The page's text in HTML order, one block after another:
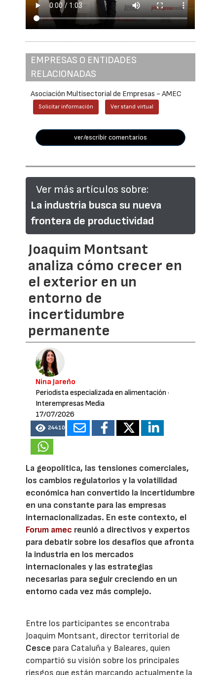
EMPRESAS O ENTIDADES
RELACIONADAS
Asociación Multisectorial de Empresas - AMEC
Solicitar información Ver stand virtual
ver/escribir comentarios
Ver más artículos sobre:
La industria busca su nueva
frontera de productividad
Joaquim Montsant
analiza cómo crecer en
el exterior en un
entorno de
incertidumbre
permanente
Nina Jareño
Periodista especializada en alimentación ·
Interempresas Media
17/07/2026
24410
La geopolítica, las tensiones comerciales,
los cambios regulatorios y la volatilidad
económica han convertido la incertidumbre
en una constante para las empresas
internacionalizadas. En este contexto, el
Forum amec reunió a directivos y expertos
para debatir sobre los desafíos que afronta
la industria en los mercados
internacionales y las estrategias
necesarias para seguir creciendo en un
entorno cada vez más complejo.
Entre los participantes se encontraba
Joaquim Montsant, director territorial de
Cesce para Cataluña y Baleares, quien
compartió su visión sobre los principales